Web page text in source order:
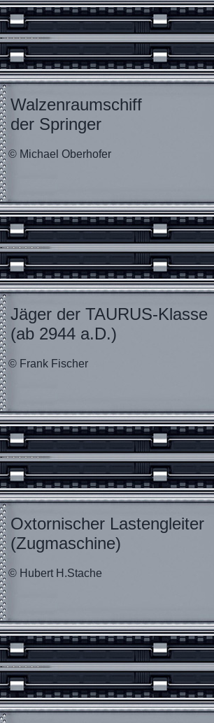
Walzenraumschiff
der Springer
© Michael Oberhofer
Jäger der TAURUS-Klasse
(ab 2944 a.D.)
© Frank Fischer
Oxtornischer Lastengleiter
(Zugmaschine)
© Hubert H.Stache